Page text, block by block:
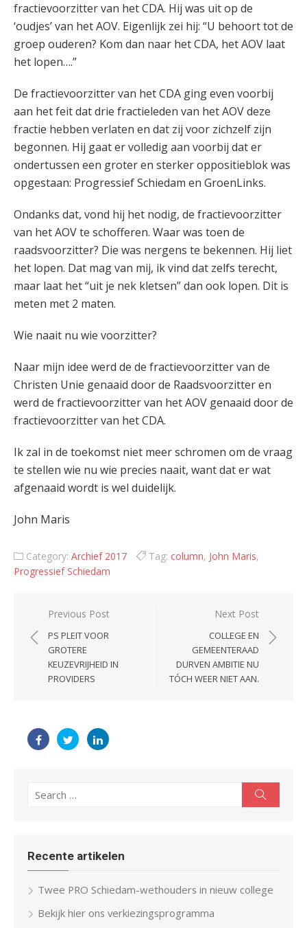
fractievoorzitter van het CDA. Hij was uit op de
‘oudjes’ van het AOV. Eigenlijk zei hij: “U behoort tot de
groep ouderen? Kom dan naar het CDA, het AOV laat
het lopen….”
De fractievoorzitter van het CDA ging even voorbij
aan het feit dat drie fractieleden van het AOV deze
fractie hebben verlaten en dat zij voor zichzelf zijn
begonnen. Hij gaat er volledig aan voorbij dat er
ondertussen een groter en sterker oppositieblok was
opgestaan: Progressief Schiedam en GroenLinks.
Ondanks dat, vond hij het nodig, de fractievoorzitter
van het AOV te schofferen. Waar was toen de
raadsvoorzitter? Die was nergens te bekennen. Hij liet
het lopen. Dat mag van mij, ik vind dat zelfs terecht,
maar laat het “uit je nek kletsen” dan ook lopen. Dit is
meten met 2 maten.
Wie naait nu wie voorzitter?
Naar mijn idee werd de de fractievoorzitter van de
Christen Unie genaaid door de Raadsvoorzitter en
werd de fractievoorzitter van het AOV genaaid door de
fractievoorzitter van het CDA.
Ik zal in de toekomst niet meer schromen om de vraag
te stellen wie nu wie precies naait, want dat er wat
afgenaaid wordt is wel duidelijk.
John Maris
Category: Archief 2017 Tag: column, John Maris,
Progressief Schiedam
Post
navigation
Previous Post
PS PLEIT VOOR
GROTERE
KEUZEVRIJHEID IN
PROVIDERS
Next Post
COLLEGE EN
GEMEENTERAAD
DURVEN AMBITIE NU
TÓCH WEER NIET AAN.
for:
Recente artikelen
Twee PRO Schiedam-wethouders in nieuw college
Bekijk hier ons verkiezingsprogramma